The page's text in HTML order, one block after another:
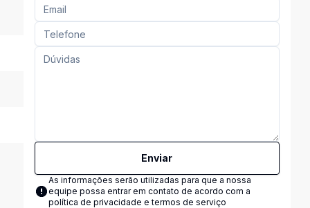
Enviar
As informações serão utilizadas para que a nossa
equipe possa entrar em contato de acordo com a
política de privacidade e termos de serviço